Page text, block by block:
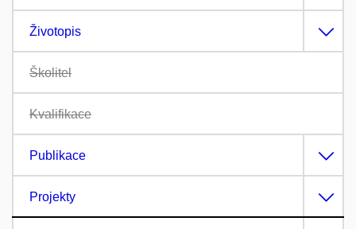
Životopis
Školitel
Kvalifikace
Publikace
Projekty